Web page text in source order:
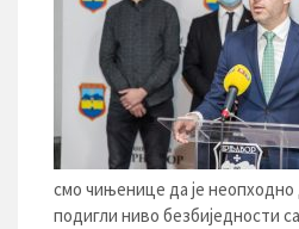
смо чињенице да је неопходно
подигли ниво безбиједности